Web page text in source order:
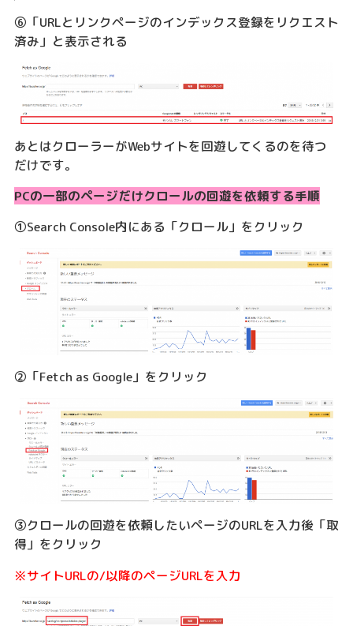
⑥「URLとリンクページのインデックス登録をリクエスト
済み」と表示される
あとはクローラーがWebサイトを回遊してくるのを待つ
だけです。
PCの一部のページだけクロールの回遊を依頼する手順
①Search Console内にある「クロール」をクリック
②「Fetch as Google」をクリック
③クロールの回遊を依頼したいページのURLを入力後「取
得」をクリック
※サイトURLの/以降のページURLを入力